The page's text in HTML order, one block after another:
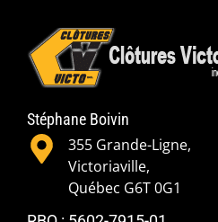
Stéphane Boivin
355 Grande-Ligne,
Victoriaville,
Québec G6T 0G1